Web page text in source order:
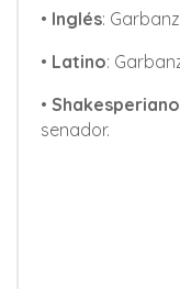
• Inglés:
• Latino:
• Shakesperiano
senador.